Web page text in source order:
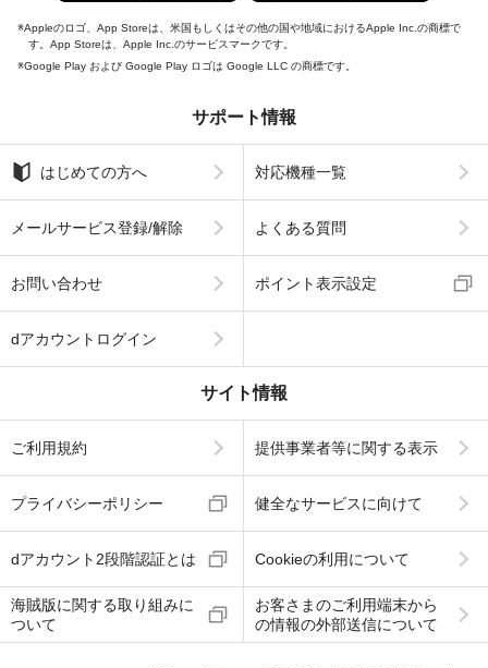
Appleのロゴ、App Storeは、米国もしくはその他の国や地域におけるApple Inc.の商標で
す。App Storeは、Apple Inc.のサービスマークです。
Google Play および Google Play ロゴは Google LLC の商標です。
サポート情報
はじめての方へ 対応機種一覧
メールサービス登録/解除 よくある質問
お問い合わせ ポイント表示設定
dアカウントログイン
サイト情報
ご利用規約 提供事業者等に関する表示
プライバシーポリシー 健全なサービスに向けて
dアカウント2段階認証とは Cookieの利用について
海賊版に関する取り組みに
ついて
お客さまのご利用端末から
の情報の外部送信について